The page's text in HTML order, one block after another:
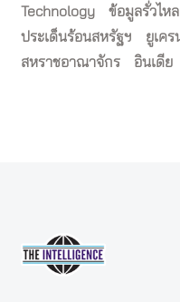
Technology
ข้อมูลรั่วไหล
ประเด็นร้อนสหรัฐฯ
ยูเคร
สหราชอาณาจักร
อินเดีย